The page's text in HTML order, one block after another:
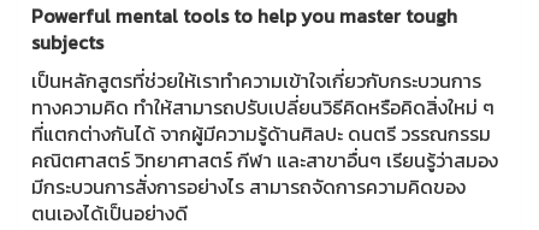
Powerful mental tools to help you master tough
subjects
เป็นหลักสูตรที่ช่วยให้เราทำความเข้าใจเกี่ยวกับกระบวนการ
ทางความคิด ทำให้สามารถปรับเปลี่ยนวิธีคิดหรือคิดสิ่งใหม่ ๆ
ที่แตกต่างกันได้ จากผู้มีความรู้ด้านศิลปะ ดนตรี วรรณกรรม
คณิตศาสตร์ วิทยาศาสตร์ กีฬา และสาขาอื่นๆ เรียนรู้ว่าสมอง
มีกระบวนการสั่งการอย่างไร สามารถจัดการความคิดของ
ตนเองได้เป็นอย่างดี